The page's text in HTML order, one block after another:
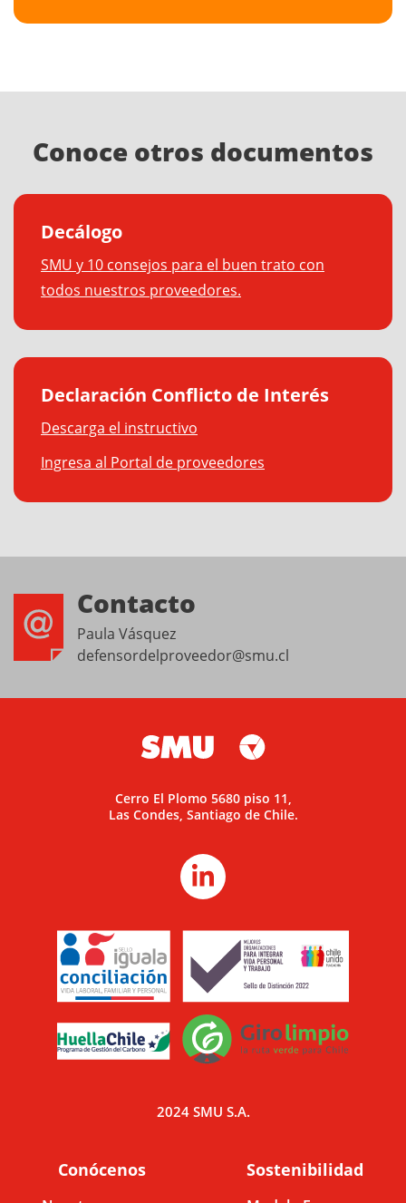
Conoce otros documentos
Decálogo
SMU y 10 consejos para el buen trato con
todos nuestros proveedores.
Declaración Conflicto de Interés
Descarga el instructivo
Ingresa al Portal de proveedores
Contacto
Paula Vásquez
defensordelproveedor@smu.cl
Cerro El Plomo 5680 piso 11,
Las Condes, Santiago de Chile.
2024 SMU S.A.
Conócenos Sostenibilidad